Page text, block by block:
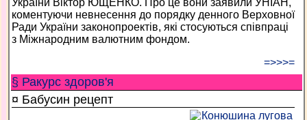
України Віктор ЮЩЕНКО. Про це вони заявили УНІАН,
коментуючи невнесення до порядку денного Верховної
Ради України законопроектів, які стосуються співпраці
з Міжнародним валютним фондом.
=>>>=
§ Ракурс здоров'я
¤ Бабусин рецепт